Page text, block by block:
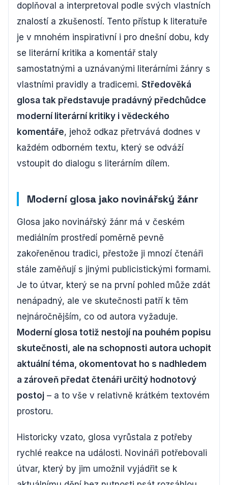
doplňoval a interpretoval podle svých vlastních
znalostí a zkušeností. Tento přístup k literatuře
je v mnohém inspirativní i pro dnešní dobu, kdy
se literární kritika a komentář staly
samostatnými a uznávanými literárními žánry s
vlastními pravidly a tradicemi. Středověká
glosa tak představuje pradávný předchůdce
moderní literární kritiky i vědeckého
komentáře, jehož odkaz přetrvává dodnes v
každém odborném textu, který se odváží
vstoupit do dialogu s literárním dílem.
Moderní glosa jako novinářský žánr
Glosa jako novinářský žánr má v českém
mediálním prostředí poměrně pevně
zakořeněnou tradici, přestože ji mnozí čtenáři
stále zaměňují s jinými publicistickými formami.
Je to útvar, který se na první pohled může zdát
nenápadný, ale ve skutečnosti patří k těm
nejnáročnějším, co od autora vyžaduje.
Moderní glosa totiž nestojí na pouhém popisu
skutečnosti, ale na schopnosti autora uchopit
aktuální téma, okomentovat ho s nadhledem
a zároveň předat čtenáři určitý hodnotový
postoj – a to vše v relativně krátkém textovém
prostoru.
Historicky vzato, glosa vyrůstala z potřeby
rychlé reakce na události. Novináři potřebovali
útvar, který by jim umožnil vyjádřit se k